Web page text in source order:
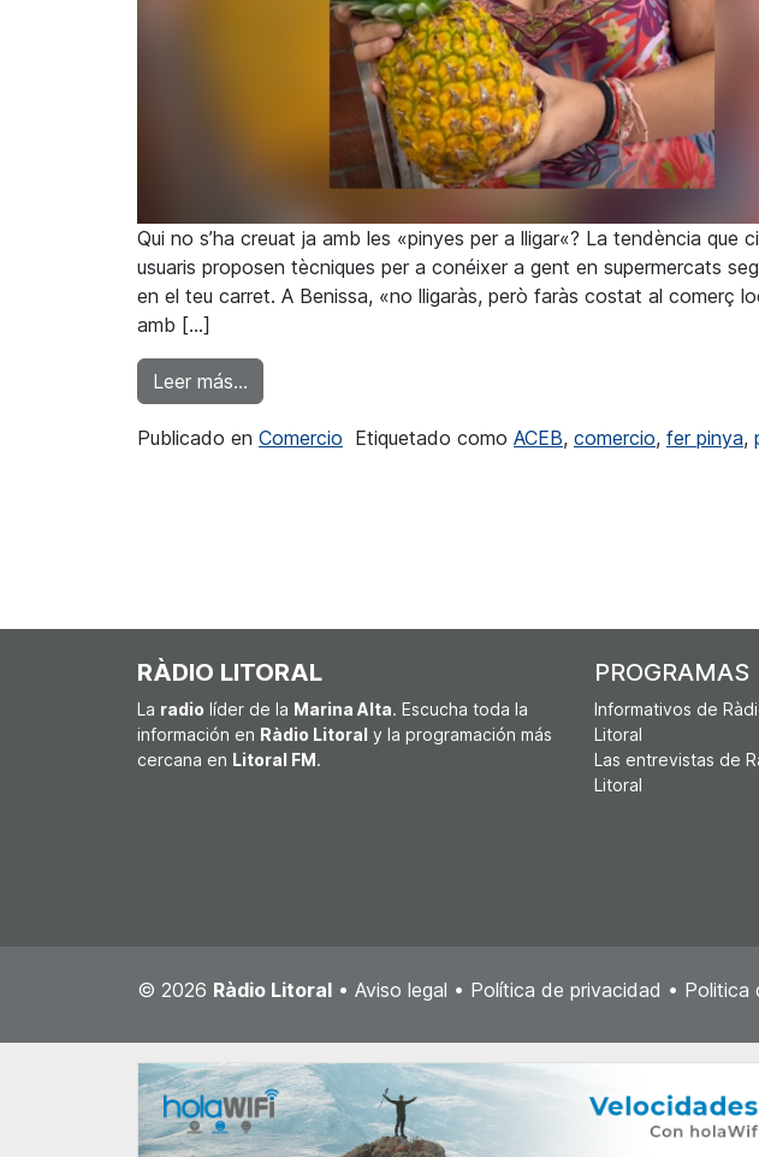
Qui no s’ha creuat ja amb les «pinyes per a lligar«? La tendència que
usuaris proposen tècniques per a conéixer a gent en supermercats
en el teu carret. A Benissa, «no lligaràs, però faràs costat al comerç
amb […]
Leer más… from Els comerciants de Benissa també triomfen amb
Publicado en Comercio Etiquetado como ACEB, comercio, fer pinya,
RÀDIO LITORAL
La radio líder de la Marina Alta. Escucha toda la
información en Ràdio Litoral y la programación más
cercana en Litoral FM.
PROGRAMAS
Informativos de
Litoral
Las entrevistas de
Litoral
© 2026 Ràdio Litoral • Aviso legal • Política de privacidad • Politica